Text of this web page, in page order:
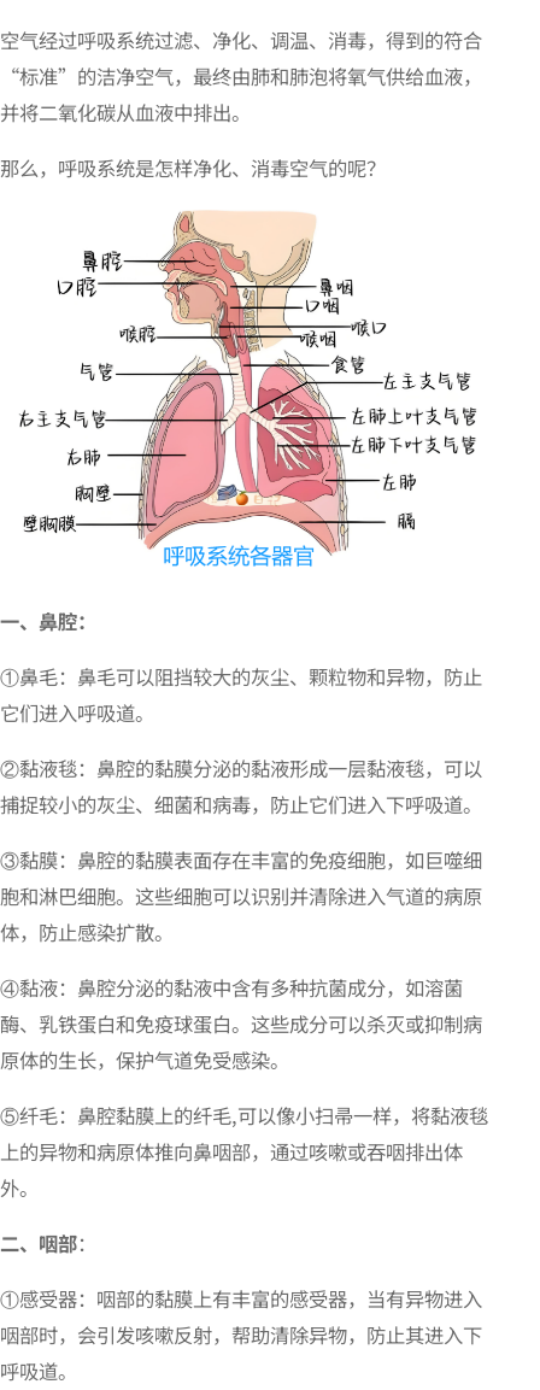
空气经过呼吸系统过滤、净化、调温、消毒，得到的符合
“标准”的洁净空气，最终由肺和肺泡将氧气供给血液，
并将二氧化碳从血液中排出。
那么，呼吸系统是怎样净化、消毒空气的呢？
一、鼻腔：
①鼻毛：鼻毛可以阻挡较大的灰尘、颗粒物和异物，防止
它们进入呼吸道。
②黏液毯：鼻腔的黏膜分泌的黏液形成一层黏液毯，可以
捕捉较小的灰尘、细菌和病毒，防止它们进入下呼吸道。
③黏膜：鼻腔的黏膜表面存在丰富的免疫细胞，如巨噬细
胞和淋巴细胞。这些细胞可以识别并清除进入气道的病原
体，防止感染扩散。
④黏液：鼻腔分泌的黏液中含有多种抗菌成分，如溶菌
酶、乳铁蛋白和免疫球蛋白。这些成分可以杀灭或抑制病
原体的生长，保护气道免受感染。
⑤纤毛：鼻腔黏膜上的纤毛,可以像小扫帚一样，将黏液毯
上的异物和病原体推向鼻咽部，通过咳嗽或吞咽排出体
外。
二、咽部：
①感受器：咽部的黏膜上有丰富的感受器，当有异物进入
咽部时，会引发咳嗽反射，帮助清除异物，防止其进入下
呼吸道。